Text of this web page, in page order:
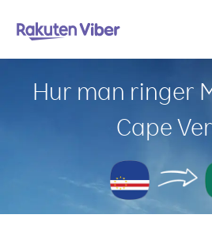
Hur man ringer
Cape